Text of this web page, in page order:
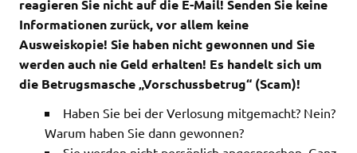
reagieren Sie nicht auf die E-Mail! Senden Sie keine
Informationen zurück, vor allem keine
Ausweiskopie! Sie haben nicht gewonnen und Sie
werden auch nie Geld erhalten! Es handelt sich um
die Betrugsmasche „Vorschussbetrug“ (Scam)!
Haben Sie bei der Verlosung mitgemacht? Nein?
Warum haben Sie dann gewonnen?